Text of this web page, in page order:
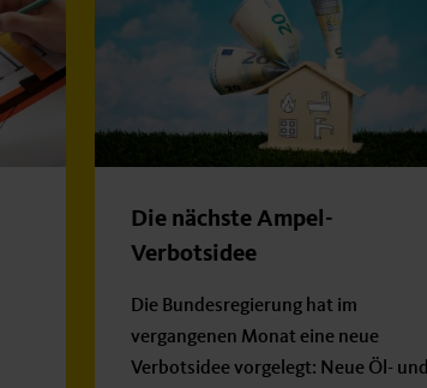
Die nächste Ampel-
Verbotsidee
Die Bundesregierung hat im
vergangenen Monat eine neue
Verbotsidee vorgelegt: Neue Öl- und